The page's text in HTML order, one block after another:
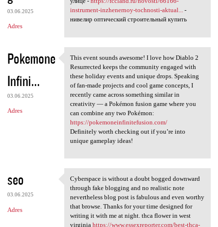
03.06.2025
Adres
instrument-inzhenernoy-tochnosti-aktual...-
нивелир оптический строительный купить
Pokemone
Infini...
03.06.2025
Adres
This event sounds awesome! I
This event sounds awesome! I love how Diablo 2
Resurrected keeps the community engaged with
these holiday events and unique drops. Speaking
of fan-made projects and cool game concepts, I
recently came across something similar in
creativity — a Pokémon fusion game where you
can combine any two Pokémon:
https://pokemoneinfinitefusion.com/
Definitely worth checking out if you’re into
unique gameplay ideas!
seo
03.06.2025
Adres
Cyberspace is without a doubt
Cyberspace is without a doubt bogged downward
through fake blogging and no realistic note
nevertheless blog post is fabulous and even worthy
that browse. Thanks for your time designed for
writing it with me at night. thca flower in west
virginia https://www.essexreporter.com/best-thca-